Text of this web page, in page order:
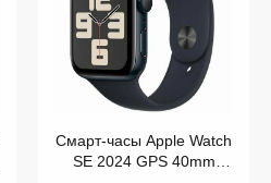
Смарт-часы Apple Watch
SE 2024 GPS 40mm